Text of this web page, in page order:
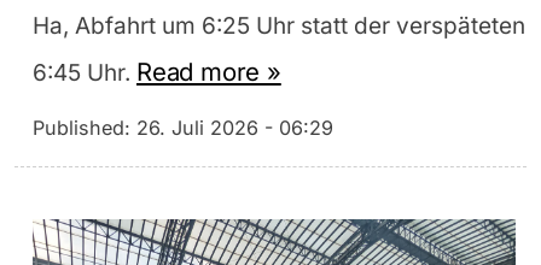
Ha, Abfahrt um 6:25 Uhr statt der verspäteten
6:45 Uhr. Read more »
Published: 26. Juli 2026 - 06:29